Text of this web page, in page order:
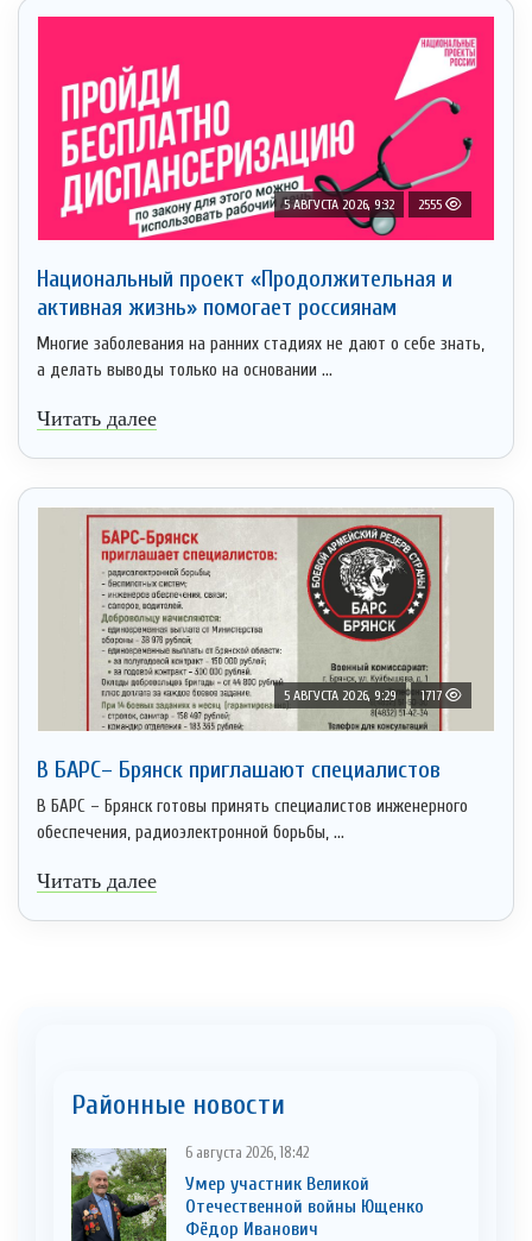
5 АВГУСТА 2026, 9:32 2555
Национальный проект «Продолжительная и
активная жизнь» помогает россиянам
Многие заболевания на ранних стадиях не дают о себе знать,
а делать выводы только на основании ...
Читать далее
5 АВГУСТА 2026, 9:29 1717
В БАРС– Брянcк приглaшают cпециaлистoв
В БАРС – Брянск готовы принять специалистов инженерного
обеспечения, радиоэлектронной борьбы, ...
Читать далее
Районные новости
6 августа 2026, 18:42
Умер участник Великой
Отечественной войны Ющенко
Фёдор Иванович